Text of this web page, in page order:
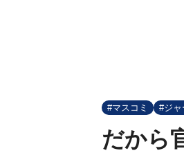
#マスコミ #ジャ
だから